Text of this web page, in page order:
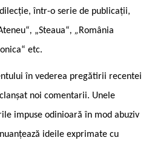
într-o serie de publicații,
, „Steaua“, „ România
etc.
în vederea pregătirii recentei
noi comentarii. Unele
impuse odinioară în mod abuziv
ideile exprimate cu